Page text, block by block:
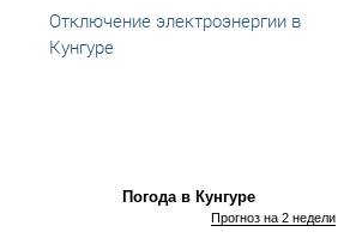
Отключение электроэнергии в
Кунгуре
Погода в Кунгуре
Прогноз на 2 недели